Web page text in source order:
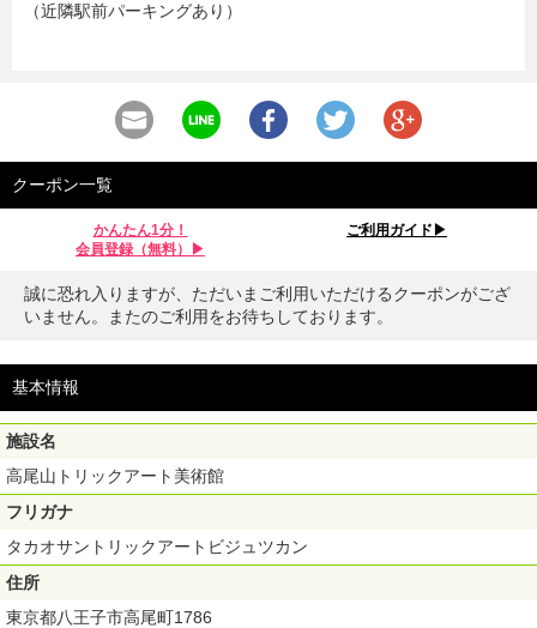
（近隣駅前パーキングあり）
クーポン一覧
かんたん1分！
会員登録（無料）▶︎
ご利用ガイド▶︎
誠に恐れ入りますが、ただいまご利用いただけるクーポンがござ
いません。またのご利用をお待ちしております。
基本情報
施設名
高尾山トリックアート美術館
フリガナ
タカオサントリックアートビジュツカン
住所
東京都八王子市高尾町1786